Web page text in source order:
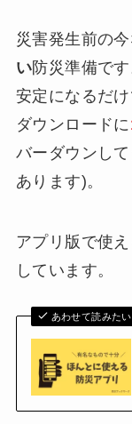
災害発生前の
い防災準備で
安定になるだ
ダウンロードに
バーダウンし
あります)。
アプリ版で使
しています。
あわせて読みたい